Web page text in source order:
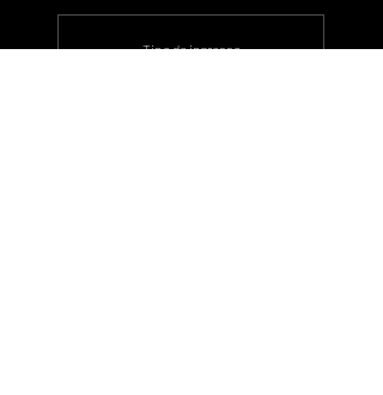
Tipo de ingresso